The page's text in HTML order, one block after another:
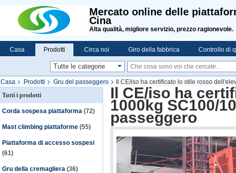
Mercato online delle
Cina
Alta qualità, migliore servizio, prezzo ragionevole.
Casa Prodotti Circa noi Giro della fabbrica Controllo di
Casa Prodotti Gru del passeggero
Il CE/iso ha certificato lo stile rosso
Tutti i prodotti
Corda sospesa piattaforma (72)
Mast climbing piattaforme (55)
Piattaforma di accesso sospesi
(61)
Gru della cremagliera (36)
Il CE/iso ha
1000kg SC100/
passeggero